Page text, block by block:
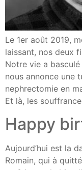
Le 1er août 2019,
laissant, nos deux
Notre vie a
nous annonce une
nephrectomie en
Et là, les
Happy
Aujourd’hui est la
Romain, qui à